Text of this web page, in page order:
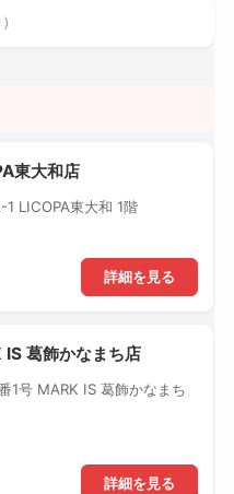
東大和店
LICOPA東大和 1階
詳細を見る
葛飾かなまち店
1号 MARK IS 葛飾かなまち
詳細を見る